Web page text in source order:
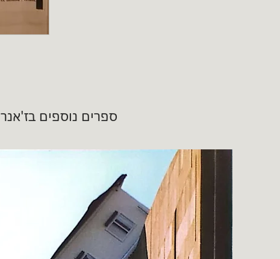
ספרים נוספים בז'אנר